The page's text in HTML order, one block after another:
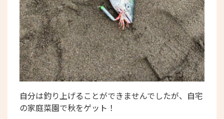
自分は釣り上げることができませんでしたが、自宅
の家庭菜園で秋をゲット！